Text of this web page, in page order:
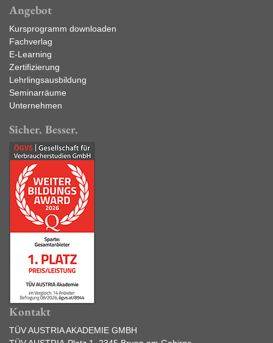
Angebot
Kursprogramm downloaden
Fachverlag
E-Learning
Zertifizierung
Lehrlingsausbildung
Seminarräume
Unternehmen
Sicher. Besser.
Kontakt
TÜV AUSTRIA AKADEMIE GMBH